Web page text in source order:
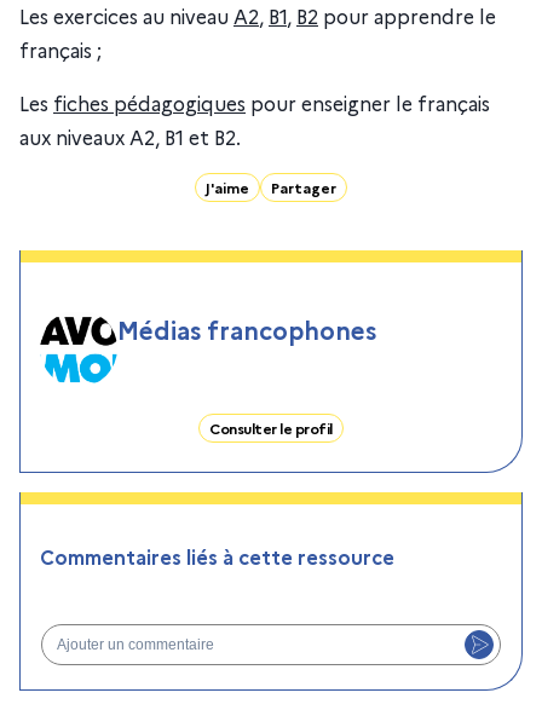
Les exercices au niveau A2, B1, B2 pour apprendre le
français ;
Les fiches pédagogiques pour enseigner le français
aux niveaux A2, B1 et B2.
J'aime Partager
Médias francophones
Consulter le profil
Commentaires liés à cette ressource
Ajouter un commentaire